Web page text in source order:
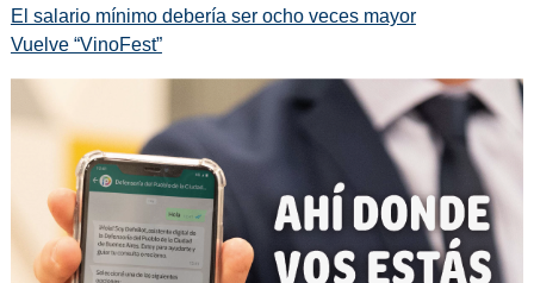
El salario mínimo debería ser ocho veces mayor
Vuelve “VinoFest”